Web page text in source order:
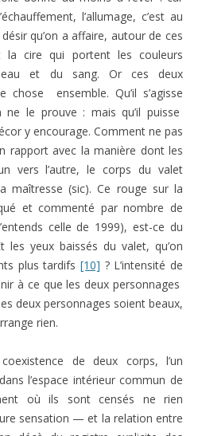
l’allumage, c’est au
qu’on a affaire, autour de ces
cire qui portent les couleurs
et du sang. Or ces deux
chose ensemble. Qu’il s’agisse
ne le prouve : mais qu’il puisse
y encourage. Comment ne pas
rapport avec la manière dont les
vers l’autre, le corps du valet
maîtresse (sic). Ce rouge sur la
et commenté par nombre de
celle de 1999), est-ce du
yeux baissés du valet, qu’on
plus tardifs [10] ? L’intensité de
à ce que les deux personnages
deux personnages soient beaux,
rien.
de deux corps, l’un
l’espace intérieur commun de
où ils sont censés ne rien
sensation — et la relation entre